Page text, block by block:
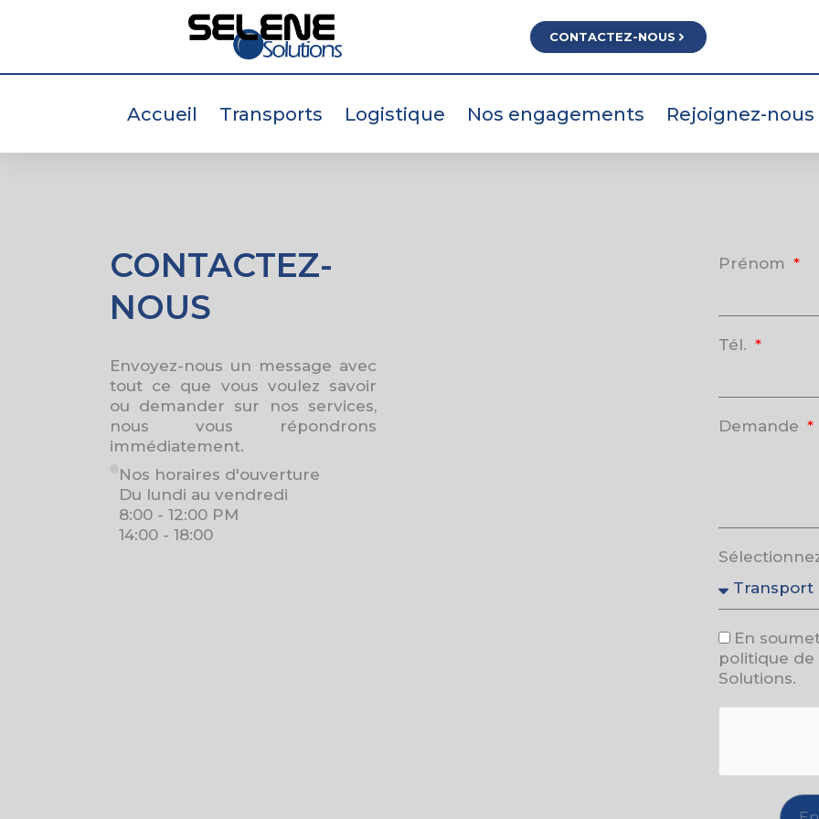
CONTACTEZ-NOUS
Accueil Transports Logistique Nos engagements Rejoignez-nous
CONTACTEZ-
NOUS
Envoyez-nous un message avec
tout ce que vous voulez savoir
ou demander sur nos services,
nous vous répondrons
immédiatement.
Nos horaires d'ouverture
Du lundi au vendredi
8:00 - 12:00 PM
14:00 - 18:00
Prénom
Tél.
Demande
En
politique de
Solutions.